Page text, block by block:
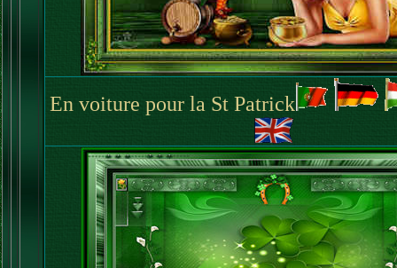
En voiture pour la St Patrick